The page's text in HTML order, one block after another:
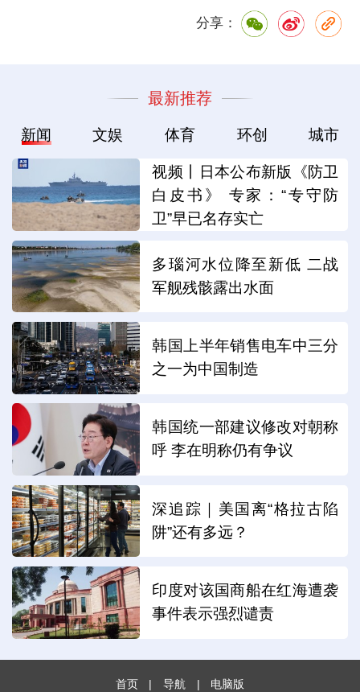
分享：
最新推荐
新闻 文娱 体育 环创 城市
视频丨日本公布新版《防卫
白皮书》 专家：“专守防
卫”早已名存实亡
多瑙河水位降至新低 二战
军舰残骸露出水面
韩国上半年销售电车中三分
之一为中国制造
韩国统一部建议修改对朝称
呼 李在明称仍有争议
深追踪｜美国离“格拉古陷
阱”还有多远？
印度对该国商船在红海遭袭
事件表示强烈谴责
首页 | 导航 | 电脑版